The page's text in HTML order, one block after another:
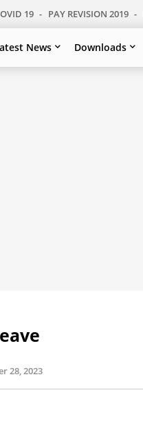
19 PAY REVISION 2019
News Downloads
28, 2023